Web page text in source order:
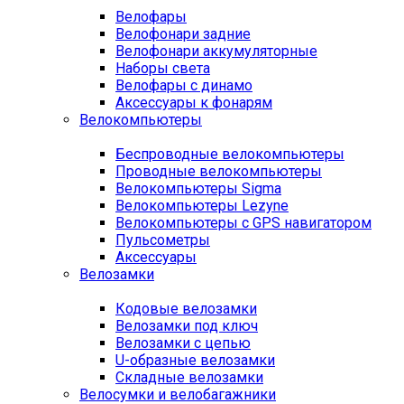
Велофары
Велофонари задние
Велофонари аккумуляторные
Наборы света
Велофары с динамо
Аксессуары к фонарям
Велокомпьютеры
Беспроводные велокомпьютеры
Проводные велокомпьютеры
Велокомпьютеры Sigma
Велокомпьютеры Lezyne
Велокомпьютеры с GPS навигатором
Пульсометры
Аксессуары
Велозамки
Кодовые велозамки
Велозамки под ключ
Велозамки с цепью
U-образные велозамки
Складные велозамки
Велосумки и велобагажники